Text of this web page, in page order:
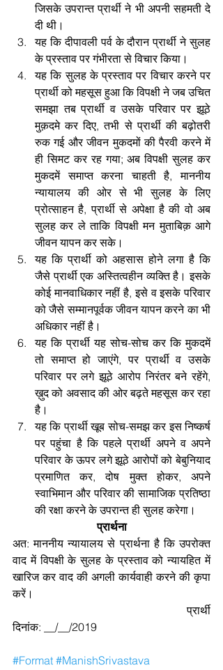
जिसके उपरान्त प्रार्थी ने भी अपनी सहमती दे
दी थी।
यह कि दीपावली पर्व के दौरान प्रार्थी ने सुलह
के प्रस्ताव पर गंभीरता से विचार किया।
यह कि सुलह के प्रस्ताव पर विचार करने पर
प्रार्थी को महसूस हुआ कि विपक्षी ने जब उचित
समझा तब प्रार्थी व उसके परिवार पर झूठे
मुक़दमे कर दिए, तभी से प्रार्थी की बढ़ोतरी
रुक गई और जीवन मुकदमों की पैरवी करने में
ही सिमट कर रह गया; अब विपक्षी सुलह कर
मुकदमें समाप्त करना चाहती है, माननीय
न्यायालय की ओर से भी सुलह के लिए
प्रोत्साहन है, प्रार्थी से अपेक्षा है की वो अब
सुलह कर ले ताकि विपक्षी मन मुताबिक़ आगे
जीवन यापन कर सके।
यह कि प्रार्थी को अहसास होने लगा है कि
जैसे प्रार्थी एक अस्तित्वहीन व्यक्ति है। इसके
कोई मानवाधिकार नहीं है, इसे व इसके परिवार
को जैसे सम्मानपूर्वक जीवन यापन करने का भी
अधिकार नहीं है।
यह कि प्रार्थी यह सोच-सोच कर कि मुकदमें
तो समाप्त हो जाएंगे, पर प्रार्थी व उसके
परिवार पर लगे झूठे आरोप निरंतर बने रहेंगे,
ख़ुद को अवसाद की ओर बढ़ते महसूस कर रहा
है।
यह कि प्रार्थी खूब सोच-समझ कर इस निष्कर्ष
पर पहुंचा है कि पहले प्रार्थी अपने व अपने
परिवार के ऊपर लगे झूठे आरोपों को बेबुनियाद
प्रमाणित कर, दोष मुक्त होकर, अपने
स्वाभिमान और परिवार की सामाजिक प्रतिष्ठा
की रक्षा करने के उपरान्त ही सुलह करेगा।
प्रार्थना
अत: माननीय न्यायालय से प्रार्थना है कि उपरोक्त
वाद में विपक्षी के सुलह के प्रस्ताव को न्यायहित में
खारिज कर वाद की अगली कार्यवाही करने की कृपा
करें।
प्रार्थी
दिनांक: __/__/2019
#Format #ManishSrivastava